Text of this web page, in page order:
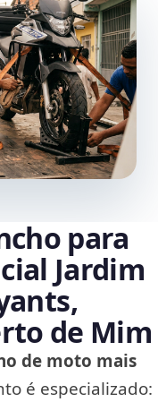
para
Jardim
de Mim
de moto mais
é especializado: